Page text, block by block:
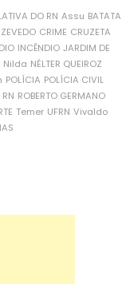
DO RN Assu BATATA
CRIME CRUZETA
INCÊNDIO JARDIM DE
Nilda NÉLTER QUEIROZ
POLÍCIA POLÍCIA CIVIL
RN ROBERTO GERMANO
Temer UFRN Vivaldo